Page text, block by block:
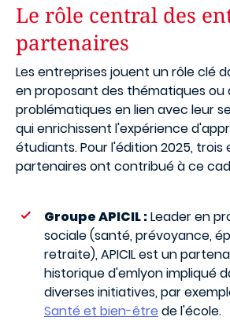
Le rôle central des
partenaires
Les entreprises jouent un rôle clé
en proposant des thématiques ou
problématiques en lien avec leur
qui enrichissent l'expérience
étudiants. Pour l'édition 2025, trois
partenaires ont contribué à ce
Groupe APICIL :Leader en
sociale (santé, prévoyance,
retraite), APICIL est un
historique d'emlyon impliqué
diverses initiatives, par
Santé et bien-être de l'école.